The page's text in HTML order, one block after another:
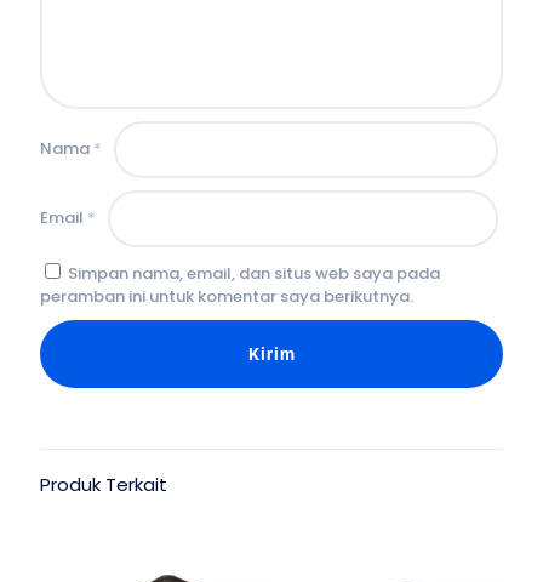
Nama *
Email *
Simpan nama, email, dan situs web saya pada
peramban ini untuk komentar saya berikutnya.
Produk Terkait